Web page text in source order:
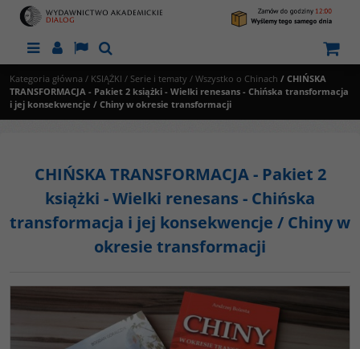
MenuPanelLangSzukaj
Kategoria główna / KSIĄŻKI / Serie i tematy / Wszystko o Chinach / CHIŃSKA
TRANSFORMACJA - Pakiet 2 książki - Wielki renesans - Chińska transformacja
i jej konsekwencje / Chiny w okresie transformacji
CHIŃSKA TRANSFORMACJA - Pakiet 2
książki - Wielki renesans - Chińska
transformacja i jej konsekwencje / Chiny w
okresie transformacji